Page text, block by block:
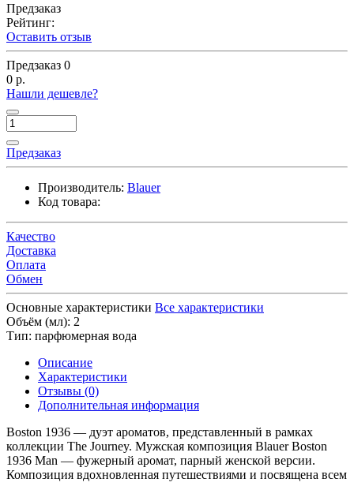
Предзаказ
Рейтинг:
Оставить отзыв
Предзаказ 0
0 р.
Нашли дешевле?
Предзаказ
Производитель: Blauer
Код товара:
Качество
Доставка
Оплата
Обмен
Основные характеристики Все характеристики
Объём (мл): 2
Тип: парфюмерная вода
Описание
Характеристики
Отзывы (0)
Дополнительная информация
Boston 1936 — дуэт ароматов, представленный в рамках
коллекции The Journey. Мужская композиция Blauer Boston
1936 Man — фужерный аромат, парный женской версии.
Композиция вдохновленная путешествиями и посвящена всем